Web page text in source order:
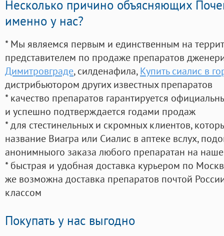
Несколько причино объясняющих
именно у нас?
* Мы являемся первым и единственным на
представителем по продаже препаратов
Димитровграде, силденафила, Купить сиалис в
дистрибьютором других известных препаратов
* качество препаратов гарантируется
и успешно подтверждается годами продаж
* для стестинельных и скромных клиентов,
название Виагра или Сиалис в аптеке вслух,
анонимныого заказа любого препаратан на
* быстрая и удобная доставка курьером по
же возможна доставка препаратов почтой
классом
Покупать у нас выгодно